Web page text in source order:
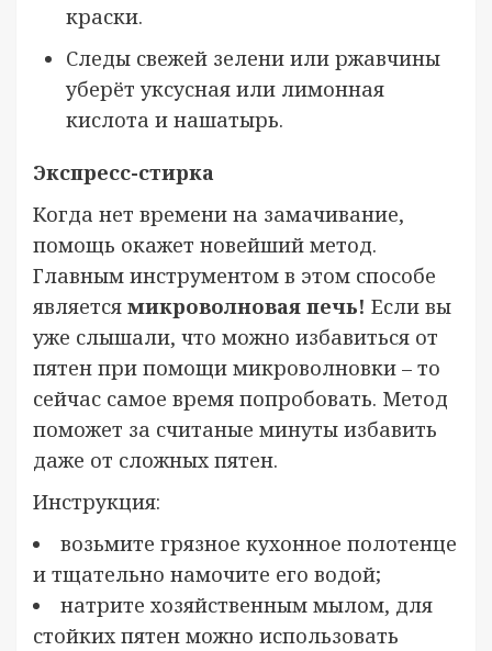
краски.
Следы свежей зелени или ржавчины
уберёт уксусная или лимонная
кислота и нашатырь.
Экспресс-стирка
Когда нет времени на замачивание,
помощь окажет новейший метод.
Главным инструментом в этом способе
является микроволновая печь! Если вы
уже слышали, что можно избавиться от
пятен при помощи микроволновки – то
сейчас самое время попробовать. Метод
поможет за считаные минуты избавить
даже от сложных пятен.
Инструкция:
возьмите грязное кухонное полотенце
и тщательно намочите его водой;
натрите хозяйственным мылом, для
стойких пятен можно использовать